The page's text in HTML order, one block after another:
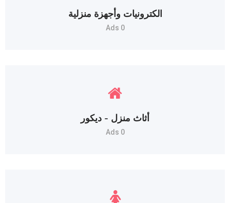
الكترونيات وأجهزة منزلية
0 Ads
أثاث منزل - ديكور
0 Ads